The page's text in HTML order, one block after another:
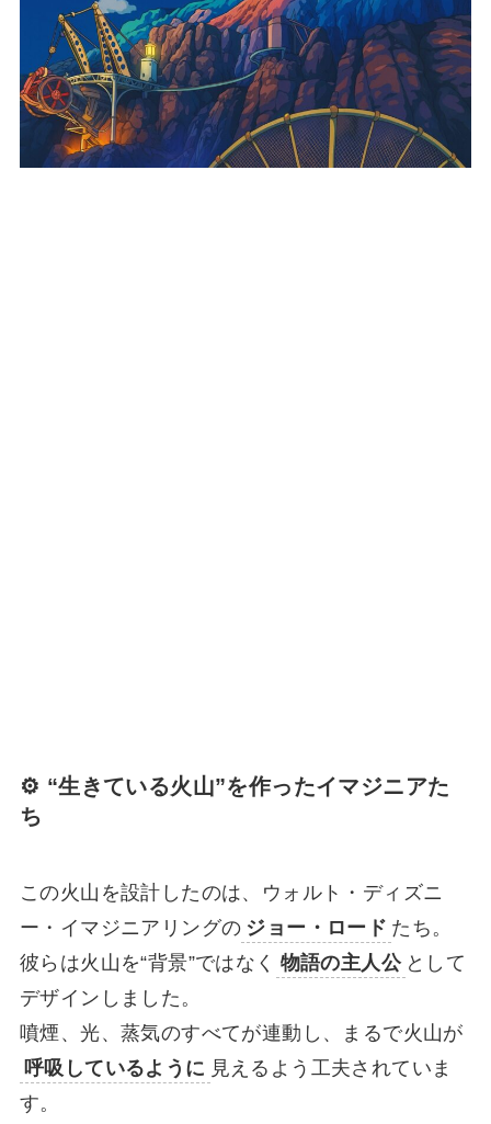
⚙️ “生きている火山”を作ったイマジニアた
ち
この火山を設計したのは、ウォルト・ディズニ
ー・イマジニアリングの ジョー・ロード たち。
彼らは火山を“背景”ではなく 物語の主人公 として
デザインしました。
噴煙、光、蒸気のすべてが連動し、まるで火山が
呼吸しているように 見えるよう工夫されていま
す。